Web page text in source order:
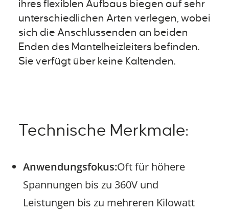
ihres flexiblen Aufbaus biegen auf sehr
unterschiedlichen Arten verlegen, wobei
sich die Anschlussenden an beiden
Enden des Mantelheizleiters befinden.
Sie verfügt über keine Kaltenden.
Technische Merkmale:
Anwendungsfokus:Oft für höhere
Spannungen bis zu 360V und
Leistungen bis zu mehreren Kilowatt